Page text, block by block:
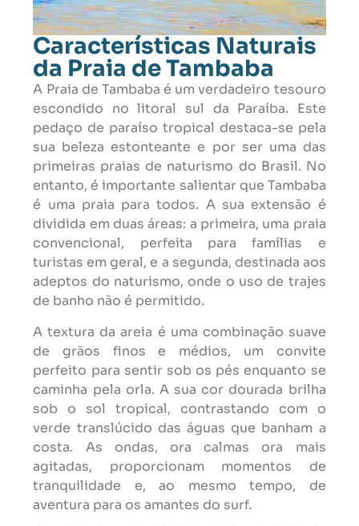
Características Naturais
da Praia de Tambaba
A Praia de Tambaba é um verdadeiro tesouro
escondido no litoral sul da Paraíba. Este
pedaço de paraíso tropical destaca-se pela
sua beleza estonteante e por ser uma das
primeiras praias de naturismo do Brasil. No
entanto, é importante salientar que Tambaba
é uma praia para todos. A sua extensão é
dividida em duas áreas: a primeira, uma praia
convencional, perfeita para famílias e
turistas em geral, e a segunda, destinada aos
adeptos do naturismo, onde o uso de trajes
de banho não é permitido.
A textura da areia é uma combinação suave
de grãos finos e médios, um convite
perfeito para sentir sob os pés enquanto se
caminha pela orla. A sua cor dourada brilha
sob o sol tropical, contrastando com o
verde translúcido das águas que banham a
costa. As ondas, ora calmas ora mais
agitadas, proporcionam momentos de
tranquilidade e, ao mesmo tempo, de
aventura para os amantes do surf.